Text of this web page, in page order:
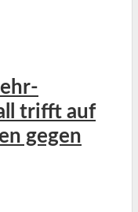
trifft auf
gegen